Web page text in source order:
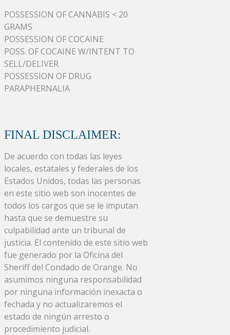
POSSESSION OF CANNABIS < 20
GRAMS
POSSESSION OF COCAINE
POSS. OF COCAINE W/INTENT TO
SELL/DELIVER
POSSESSION OF DRUG
PARAPHERNALIA
FINAL DISCLAIMER:
De acuerdo con todas las leyes
locales, estatales y federales de los
Estados Unidos, todas las personas
en este sitio web son inocentes de
todos los cargos que se le imputan
hasta que se demuestre su
culpabilidad ante un tribunal de
justicia. El contenido de este sitio web
fue generado por la Oficina del
Sheriff del Condado de Orange. No
asumimos ninguna responsabilidad
por ninguna información inexacta o
fechada y no actualizaremos el
estado de ningún arresto o
procedimiento judicial.